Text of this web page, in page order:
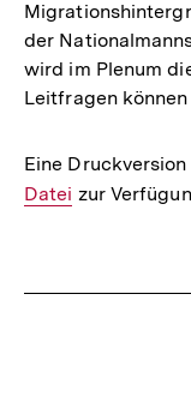
der
wird im Plenum
Leitfragen
Eine
Datei zur